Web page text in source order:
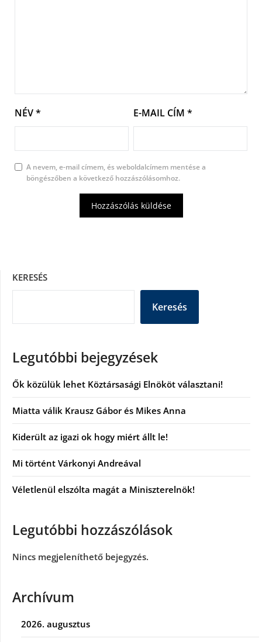
NÉV* E-MAIL CÍM *
A nevem, e-mail címem, és weboldalcímem mentése a
böngészőben a következő hozzászólásomhoz.
KERESÉS
Keresés
Legutóbbi bejegyzések
Ők közülük lehet Köztársasági Elnököt választani!
Miatta válik Krausz Gábor és Mikes Anna
Kiderült az igazi ok hogy miért állt le!
Mi történt Várkonyi Andreával
Véletlenül elszólta magát a Miniszterelnök!
Legutóbbi hozzászólások
Nincs megjeleníthető bejegyzés.
Archívum
2026. augusztus